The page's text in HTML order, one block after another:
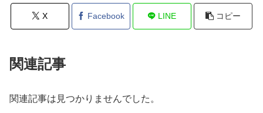
X Facebook LINE コピー
関連記事
関連記事は見つかりませんでした。